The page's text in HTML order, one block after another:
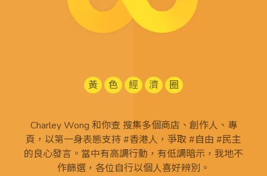
黃 色 經 濟 圈
Charley Wong 和你查 搜集多個商店、創作人、專
頁，以第一身表態支持 #香港人，爭取 #自由 #民主
的良心發言。當中有高調行動，有低調暗示，我地不
作篩選，各位自行以個人喜好辨別。